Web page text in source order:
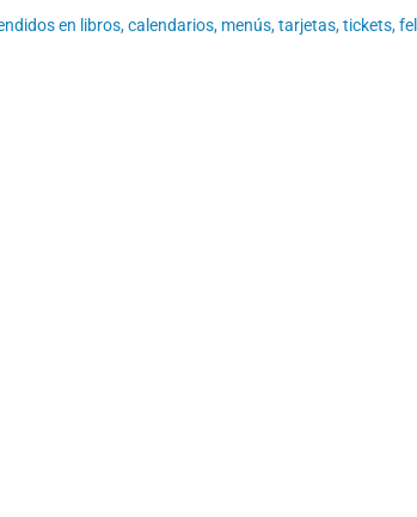
en libros, calendarios, menús, tarjetas, tickets,